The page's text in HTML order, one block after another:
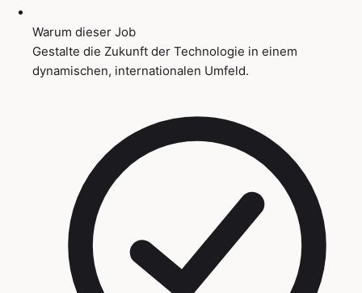
Warum dieser Job
Gestalte die Zukunft der Technologie in einem
dynamischen, internationalen Umfeld.